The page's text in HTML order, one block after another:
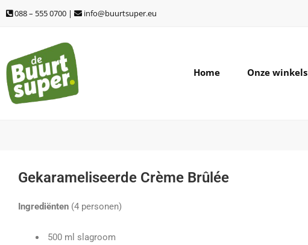
Ga
088 – 555 0700 | info@buurtsuper.eu
Home Onze winkels
Gekarameliseerde Crème Brûlée
Ingrediënten (4 personen)
500 ml slagroom